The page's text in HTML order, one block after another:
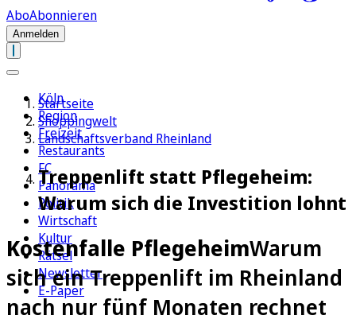
AboAbonnieren
Anmelden
Köln
Region
Freizeit
Restaurants
FC
Panorama
Politik
Wirtschaft
Kultur
Rätsel
Newsletter
E-Paper
Startseite
Shoppingwelt
Landschaftsverband Rheinland
Treppenlift statt Pflegeheim:
Warum sich die Investition lohnt
Kostenfalle PflegeheimWarum
sich ein Treppenlift im Rheinland
nach nur fünf Monaten rechnet